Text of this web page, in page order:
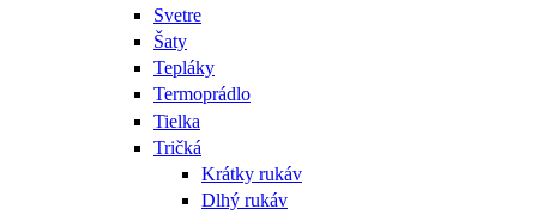
Svetre
Šaty
Tepláky
Termoprádlo
Tielka
Tričká
Krátky rukáv
Dlhý rukáv